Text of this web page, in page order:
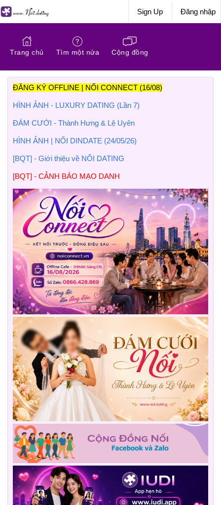
Sign Up Đăng nhập
Trang chủ Tìm một nửa Cộng đồng
ĐĂNG KÝ OFFLINE | NỐI CONNECT (16/08)
HÌNH ẢNH - LUXURY DATING (Lần 7)
ĐÁM CƯỚI - Thành Hưng & Lệ Uyên
HÌNH ẢNH | NỐI DINDATE (24/05/26)
[BQT] - Giới thiệu về NỐI DATING
[BQT] - CẢNH BÁO MẠO DANH